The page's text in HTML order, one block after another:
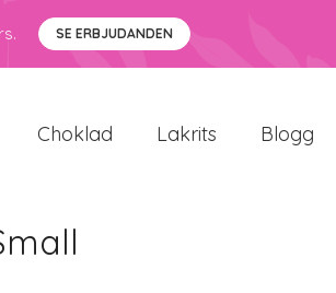
SE ERBJUDANDEN
Choklad Lakrits Blogg